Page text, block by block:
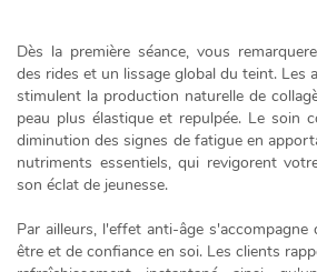
Dès la première séance, vous
des rides et un lissage global du teint. Les
stimulent la production naturelle de
peau plus élastique et repulpée. Le soin
diminution des signes de fatigue en
nutriments essentiels, qui revigorent
son éclat de jeunesse.
Par ailleurs, l'effet anti-âge s'accompagne
être et de confiance en soi. Les clients